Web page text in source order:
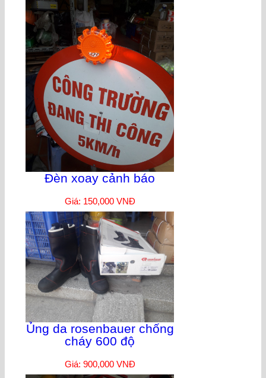
Đèn xoay cảnh báo
Giá: 150,000 VNĐ
Ủng da rosenbauer chống
cháy 600 độ
Giá: 900,000 VNĐ